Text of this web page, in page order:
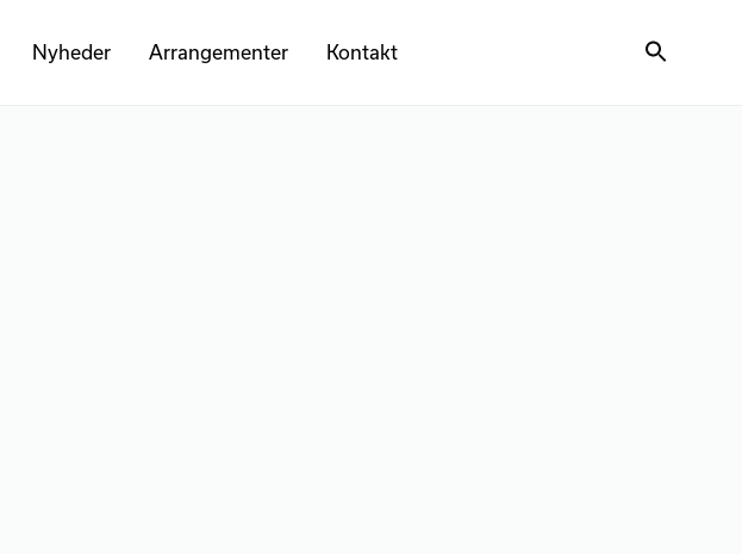
Nyheder Arrangementer Kontakt